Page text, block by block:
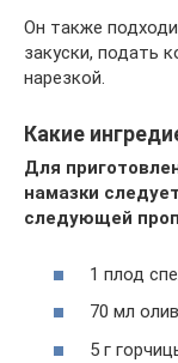
Он также
закуски, подать
нарезкой.
Какие
Для
намазки
следующей
1 плод
70 мл
5 г